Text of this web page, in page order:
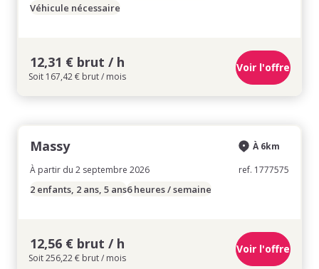
Véhicule nécessaire
12,31 € brut / h
Soit 167,42 € brut / mois
Voir l'offre
Massy
À partir du 2 septembre 2026
À 6km
ref. 1777575
2 enfants, 2 ans, 5 ans6 heures / semaine
12,56 € brut / h
Soit 256,22 € brut / mois
Voir l'offre